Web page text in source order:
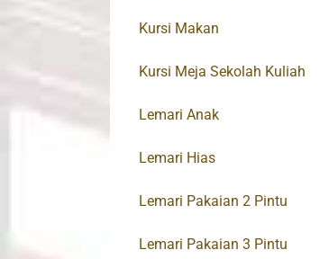
Kursi Makan
Kursi Meja Sekolah Kuliah
Lemari Anak
Lemari Hias
Lemari Pakaian 2 Pintu
Lemari Pakaian 3 Pintu